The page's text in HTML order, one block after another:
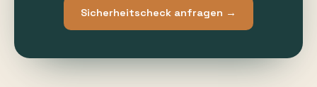
Sicherheitscheck anfragen →